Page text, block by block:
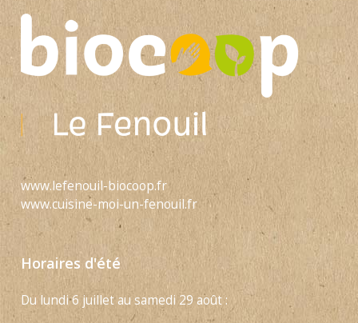
www.lefenouil-biocoop.fr
www.cuisine-moi-un-fenouil.fr
Horaires d'été
Du lundi 6 juillet au samedi 29 août :